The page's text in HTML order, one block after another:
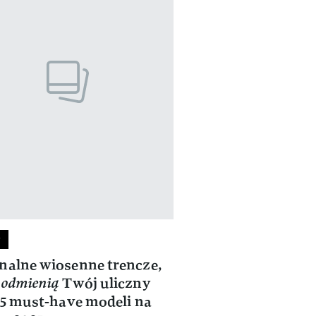
wiosenne trencze,
odmieniąTwój uliczny
must-have modeli na